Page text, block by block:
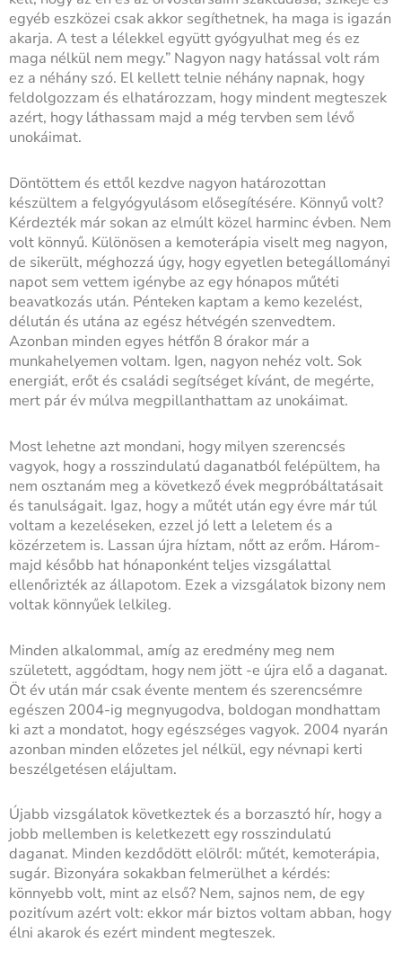
egyéb eszközei csak akkor segíthetnek, ha maga is igazán
akarja. A test a lélekkel együtt gyógyulhat meg és ez
maga nélkül nem megy.” Nagyon nagy hatással volt rám
ez a néhány szó. El kellett telnie néhány napnak, hogy
feldolgozzam és elhatározzam, hogy mindent megteszek
azért, hogy láthassam majd a még tervben sem lévő
unokáimat.
Döntöttem és ettől kezdve nagyon határozottan
készültem a felgyógyulásom elősegítésére. Könnyű volt?
Kérdezték már sokan az elmúlt közel harminc évben. Nem
volt könnyű. Különösen a kemoterápia viselt meg nagyon,
de sikerült, méghozzá úgy, hogy egyetlen betegállományi
napot sem vettem igénybe az egy hónapos műtéti
beavatkozás után. Pénteken kaptam a kemo kezelést,
délután és utána az egész hétvégén szenvedtem.
Azonban minden egyes hétfőn 8 órakor már a
munkahelyemen voltam. Igen, nagyon nehéz volt. Sok
energiát, erőt és családi segítséget kívánt, de megérte,
mert pár év múlva megpillanthattam az unokáimat.
Most lehetne azt mondani, hogy milyen szerencsés
vagyok, hogy a rosszindulatú daganatból felépültem, ha
nem osztanám meg a következő évek megpróbáltatásait
és tanulságait. Igaz, hogy a műtét után egy évre már túl
voltam a kezeléseken, ezzel jó lett a leletem és a
közérzetem is. Lassan újra híztam, nőtt az erőm. Három-
majd később hat hónaponként teljes vizsgálattal
ellenőrizték az állapotom. Ezek a vizsgálatok bizony nem
voltak könnyűek lelkileg.
Minden alkalommal, amíg az eredmény meg nem
született, aggódtam, hogy nem jött -e újra elő a daganat.
Öt év után már csak évente mentem és szerencsémre
egészen 2004-ig megnyugodva, boldogan mondhattam
ki azt a mondatot, hogy egészséges vagyok. 2004 nyarán
azonban minden előzetes jel nélkül, egy névnapi kerti
beszélgetésen elájultam.
Újabb vizsgálatok következtek és a borzasztó hír, hogy a
jobb mellemben is keletkezett egy rosszindulatú
daganat. Minden kezdődött elölről: műtét, kemoterápia,
sugár. Bizonyára sokakban felmerülhet a kérdés:
könnyebb volt, mint az első? Nem, sajnos nem, de egy
pozitívum azért volt: ekkor már biztos voltam abban, hogy
élni akarok és ezért mindent megteszek.